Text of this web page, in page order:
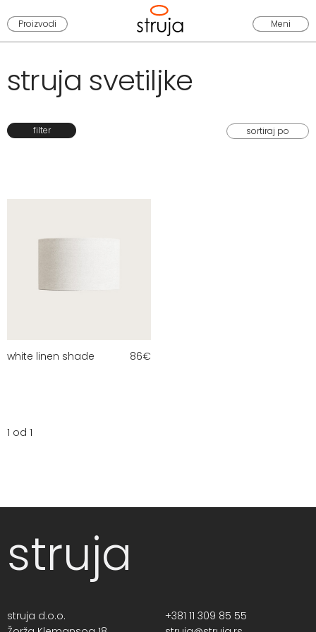
Proizvodi Meni
struja svetiljke
filter
white linen shade 86€
1 od 1
struja
struja d.o.o.
+381 11 309 85 55